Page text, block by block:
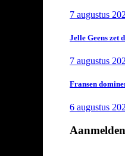
7 augustus
Jelle Geens zet
7 augustus
Fransen
6 augustus